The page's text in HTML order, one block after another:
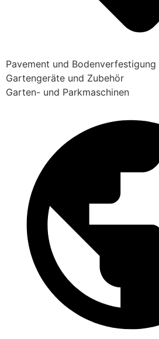
Pavement und Bodenverfestigung
Gartengeräte und Zubehör
Garten- und Parkmaschinen